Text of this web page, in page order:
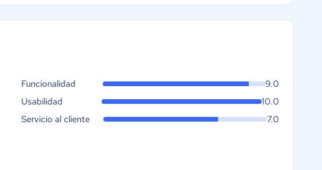
Funcionalidad
9.0
Usabilidad
10.0
Servicio al cliente
7.0